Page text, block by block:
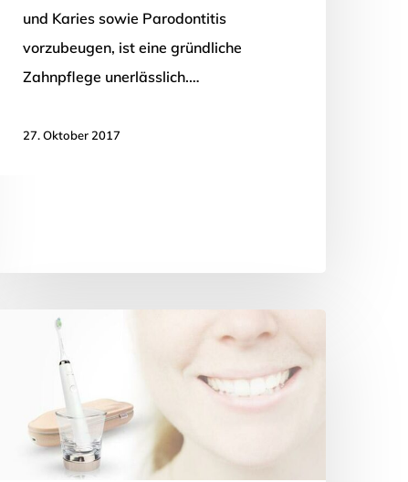
und Karies sowie Parodontitis
vorzubeugen, ist eine gründliche
Zahnpflege unerlässlich.…
27. Oktober 2017